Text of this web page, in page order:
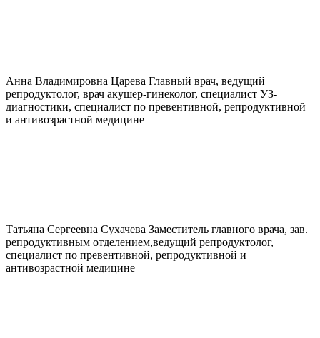
Анна Владимировна Царева Главный врач, ведущий
репродуктолог, врач акушер-гинеколог, специалист УЗ-
диагностики, специалист по превентивной, репродуктивной
и антивозрастной медицине
Татьяна Сергеевна Сухачева Заместитель главного врача, зав.
репродуктивным отделением,ведущий репродуктолог,
специалист по превентивной, репродуктивной и
антивозрастной медицине